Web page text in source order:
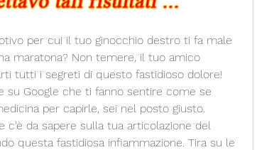
per cui il tuo ginocchio destro ti fa male
maratona? Non temere, il tuo amico
tutti i segreti di questo fastidioso dolore!
su Google che ti fanno sentire come se
per capirle, sei nel posto giusto.
da sapere sulla tua articolazione del
questa fastidiosa infiammazione. Tira su le